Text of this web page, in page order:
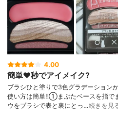
4.00
簡単❤️秒でアイメイク?
ブラシひと塗りで3色グラデーション
使い方は簡単‼️①まぶたベースを指
ウをブラシで表と裏にとっ…続きを見